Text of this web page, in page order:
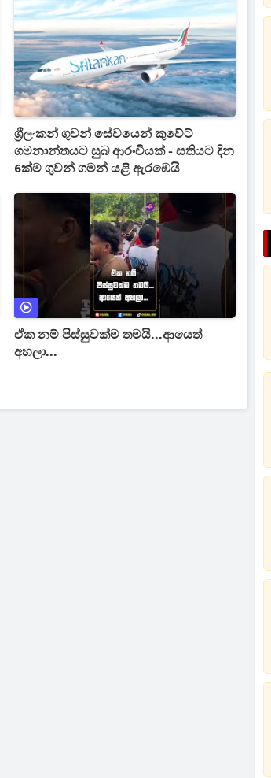
ශ්‍රීලංකන් ගුවන් සේවයෙන් කුවේට්
ගමනාන්තයට සුබ ආරංචියක් - සතියට දින
6ක්ම ගුවන් ගමන් යළි ඇරඹෙයි
ඒක නම් පිස්සුවක්ම තමයි...ආයෙත්
අහලා...